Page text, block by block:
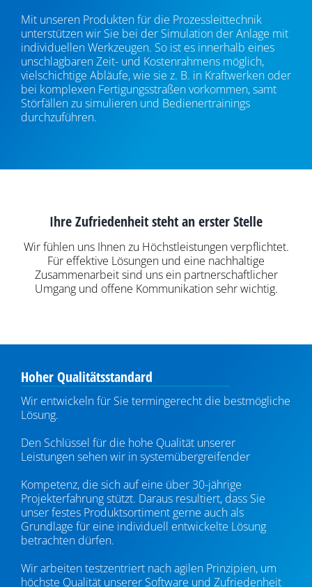
Mit unseren Produkten für die Prozessleittechnik
unterstützen wir Sie bei der Simulation der Anlage mit
individuellen Werkzeugen. So ist es innerhalb eines
unschlagbaren Zeit- und Kostenrahmens möglich,
vielschichtige Abläufe, wie sie z. B. in Kraftwerken oder
bei komplexen Fertigungsstraßen vorkommen, samt
Störfällen zu simulieren und Bedienertrainings
durchzuführen.
Ihre Zufriedenheit steht an erster Stelle
Wir fühlen uns Ihnen zu Höchstleistungen verpflichtet.
Für effektive Lösungen und eine nachhaltige
Zusammenarbeit sind uns ein partnerschaftlicher
Umgang und offene Kommunikation sehr wichtig.
Hoher Qualitätsstandard
Wir entwickeln für Sie termingerecht die bestmögliche
Lösung.
Den Schlüssel für die hohe Qualität unserer
Leistungen sehen wir in systemübergreifender
Kompetenz, die sich auf eine über 30-jährige
Projekterfahrung stützt. Daraus resultiert, dass Sie
unser festes Produktsortiment gerne auch als
Grundlage für eine individuell entwickelte Lösung
betrachten dürfen.
Wir arbeiten testzentriert nach agilen Prinzipien, um
höchste Qualität unserer Software und Zufriedenheit